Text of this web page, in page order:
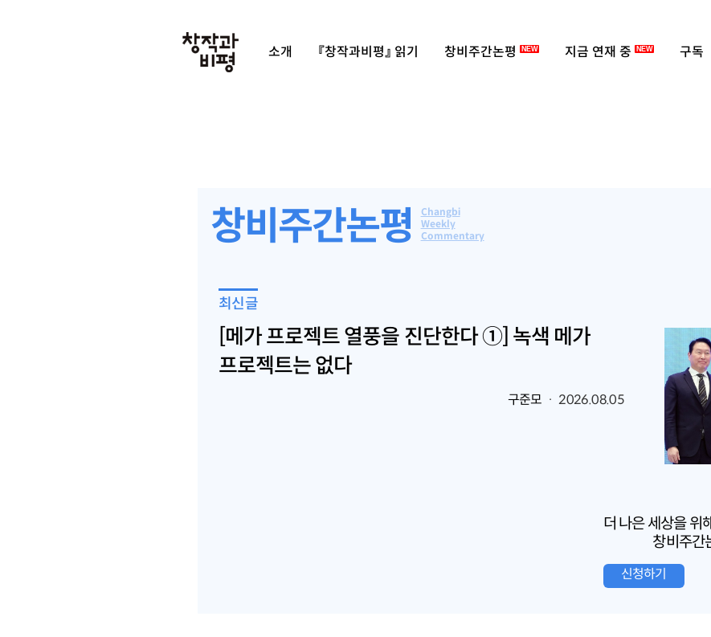
소개 『창작과비평』 읽기 창비주간논평 NEW 지금 연재 중 NEW 구독
창비주간논평Changbi
Weekly
Commentary
최신글
[메가 프로젝트 열풍을 진단한다 ①] 녹색 메가
프로젝트는 없다
구준모 · 2026.08.05
더 나은 세상을 위
창비주간
신청하기